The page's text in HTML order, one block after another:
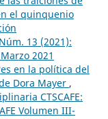
el quinquenio
13 (2021):
2021
en la política del
Dora Mayer ,
CTSCAFE:
Volumen III-